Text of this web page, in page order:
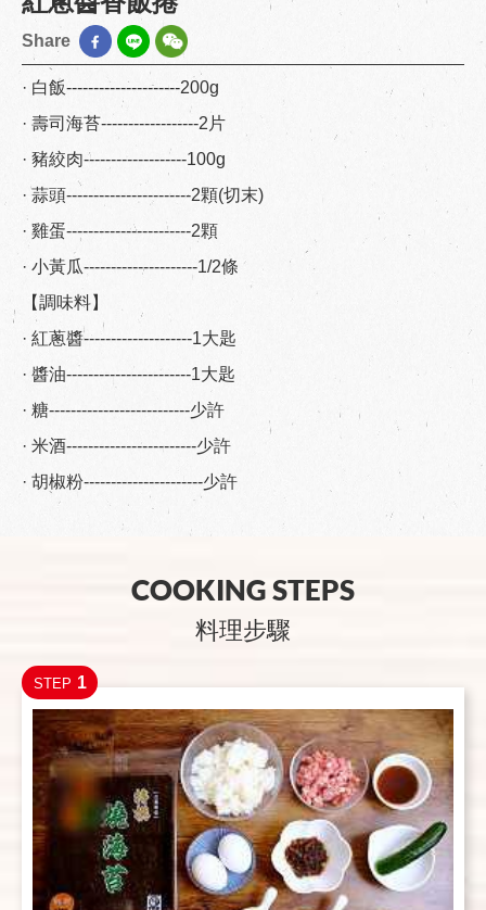
Share
· 白飯---------------------200g
· 壽司海苔------------------2片
· 豬絞肉-------------------100g
· 蒜頭-----------------------2顆(切末)
· 雞蛋-----------------------2顆
· 小黃瓜---------------------1/2條
【調味料】
· 紅蔥醬--------------------1大匙
· 醬油-----------------------1大匙
· 糖--------------------------少許
· 米酒------------------------少許
· 胡椒粉----------------------少許
COOKING STEPS
料理步驟
STEP 1